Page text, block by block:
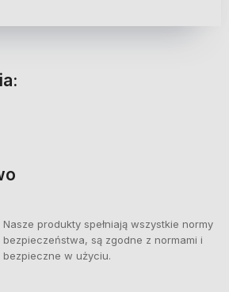
Nasze produkty spełniają wszystkie normy
bezpieczeństwa, są zgodne z normami i
bezpieczne w użyciu.